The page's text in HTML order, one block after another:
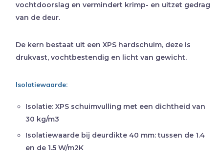
vochtdoorslag en vermindert krimp- en uitzet gedrag
van de deur.
De kern bestaat uit een XPS hardschuim, deze is
drukvast, vochtbestendig en licht van gewicht.
Isolatiewaarde:
Isolatie: XPS schuimvulling met een dichtheid van
30 kg/m3
Isolatiewaarde bij deurdikte 40 mm: tussen de 1.4
en de 1.5 W/m2K